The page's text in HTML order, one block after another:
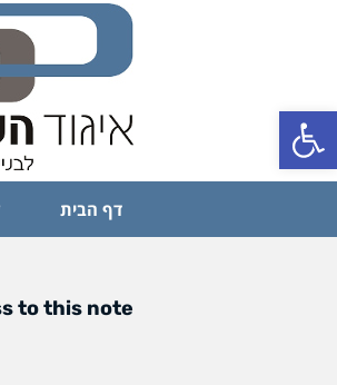
פתח סרגל נגישות
דף הבית
to this note.